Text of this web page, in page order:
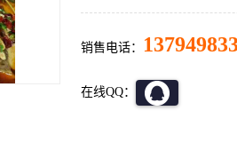
销售电话：
在线QQ：